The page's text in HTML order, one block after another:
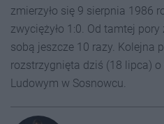
zmierzyło się 9 sierpnia 1986
zwyciężyło 1:0. Od tamtej pory
sobą jeszcze 10 razy. Kolejna
rozstrzygnięta dziś (18 lipca)
Ludowym w Sosnowcu.